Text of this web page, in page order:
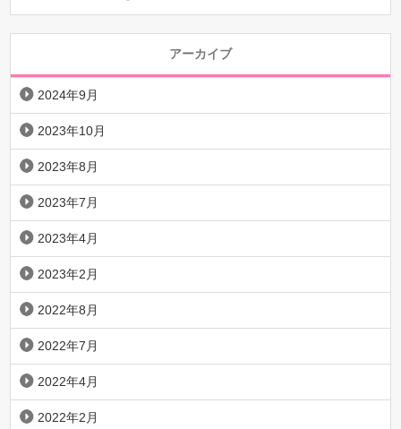
アーカイブ
2024年9月
2023年10月
2023年8月
2023年7月
2023年4月
2023年2月
2022年8月
2022年7月
2022年4月
2022年2月